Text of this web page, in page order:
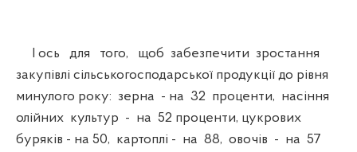
І ось для того, щоб забезпечити зростання
закупівлі сільськогосподарської продукції до рівня
минулого року: зерна - на 32 проценти, насіння
олійних культур - на 52 проценти, цукрових
буряків - на 50, картоплі - на 88, овочів - на 57